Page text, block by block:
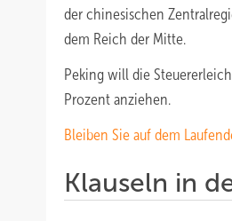
der chinesischen
dem Reich der Mitte.
Peking will die
Prozent anziehen.
Bleiben Sie auf dem
Klauseln in